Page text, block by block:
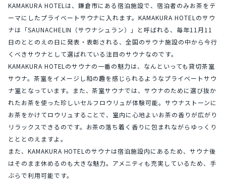
KAMAKURA HOTELは、鎌倉市にある宿泊施設で、宿泊者のみお茶をテ
ーマにしたプライベートサウナに入れます。KAMAKURA HOTELのサウ
ナは「SAUNACHELIN（サウナシュラン）」と呼ばれる、毎年11月11
日のととのえの日に発表・表彰される、全国のサウナ施設の中から今行
くべきサウナとして選ばれている注目のサウナなのです。
KAMAKURA HOTELのサウナの一番の魅力は、なんといっても貸切茶室
サウナ。茶室をイメージし和の趣を感じられるようなプライベートサウ
ナ室となっています。また、茶室サウナでは、サウナのために選び抜か
れたお茶を使った珍しいセルフロウリュが体験可能。サウナストーンに
お茶をかけてロウリュすることで、室内に心地よいお茶の香りが広がり
リラックスできるのです。お茶の落ち着く香りに包まれながらゆっくり
とととのえますよ。
また、KAMAKURA HOTELのサウナは宿泊施設内にあるため、サウナ後
はそのまま休めるのも大きな魅力。アメニティも充実しているため、手
ぶらで利用可能です。